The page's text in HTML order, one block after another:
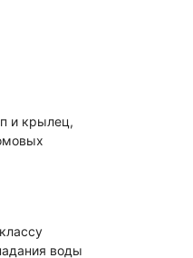
и крылец,
воды